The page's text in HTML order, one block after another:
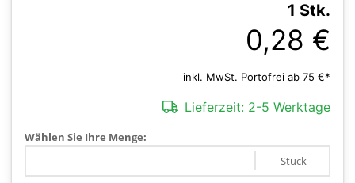
1 Stk.
0,28 €
inkl. MwSt. Portofrei ab 75 €*
Lieferzeit: 2-5 Werktage
Wählen Sie Ihre Menge:
Stück